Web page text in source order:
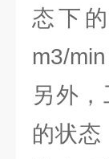
态下
m3/
另外
的状